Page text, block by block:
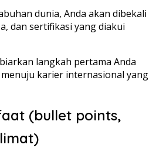
dunia, Anda akan dibekali
dan sertifikasi yang diakui
langkah pertama Anda
karier internasional yang
(bullet points,